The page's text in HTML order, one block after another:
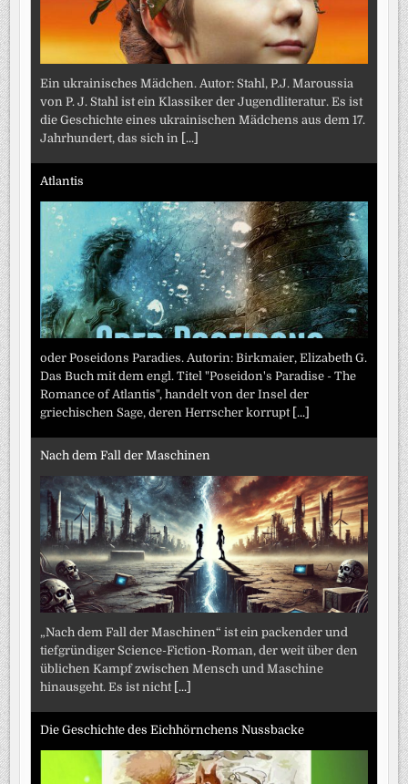
Ein ukrainisches Mädchen. Autor: Stahl, P.J. Maroussia
von P. J. Stahl ist ein Klassiker der Jugendliteratur. Es ist
die Geschichte eines ukrainischen Mädchens aus dem 17.
Jahrhundert, das sich in [...]
Atlantis
oder Poseidons Paradies. Autorin: Birkmaier, Elizabeth G.
Das Buch mit dem engl. Titel "Poseidon's Paradise - The
Romance of Atlantis", handelt von der Insel der
griechischen Sage, deren Herrscher korrupt [...]
Nach dem Fall der Maschinen
„Nach dem Fall der Maschinen“ ist ein packender und
tiefgründiger Science-Fiction-Roman, der weit über den
üblichen Kampf zwischen Mensch und Maschine
hinausgeht. Es ist nicht [...]
Die Geschichte des Eichhörnchens Nussbacke